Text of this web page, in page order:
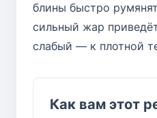
блины быстро
сильный жар
слабый — к плотной
Как вам этот